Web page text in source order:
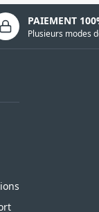
PAIEMENT
Plusieurs modes